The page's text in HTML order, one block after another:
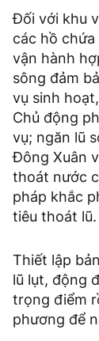
Đối với khu
các hồ
vận hành
sông đảm
vụ sinh
Chủ động
vụ; ngăn lũ
Đông Xuân
thoát nước
pháp khắc
tiêu thoát lũ.
Thiết lập
lũ lụt, động
trọng điểm
phương để